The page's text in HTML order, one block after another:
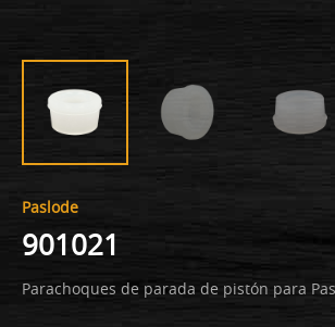
Paslode
901021
Parachoques de parada de pistón para